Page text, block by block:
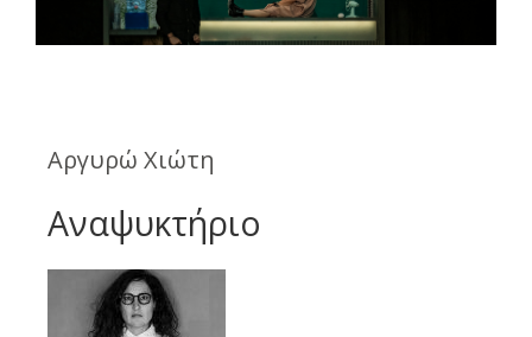
Αργυρώ Χιώτη
Αναψυκτήριο